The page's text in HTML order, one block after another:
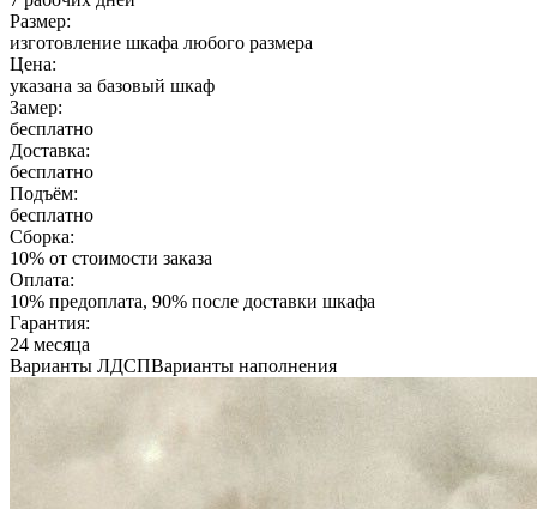
Размер:
изготовление шкафа любого размера
Цена:
указана за базовый шкаф
Замер:
бесплатно
Доставка:
бесплатно
Подъём:
бесплатно
Сборка:
10% от стоимости заказа
Оплата:
10% предоплата, 90% после доставки шкафа
Гарантия:
24 месяца
Варианты ЛДСПВарианты наполнения